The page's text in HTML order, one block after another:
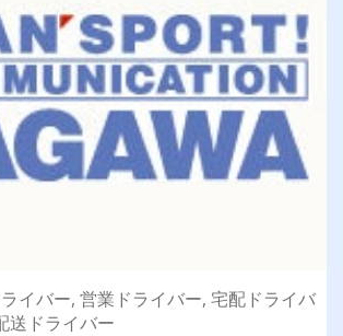
イバー, 営業ドライバー, 宅配ドライバ
送ドライバー